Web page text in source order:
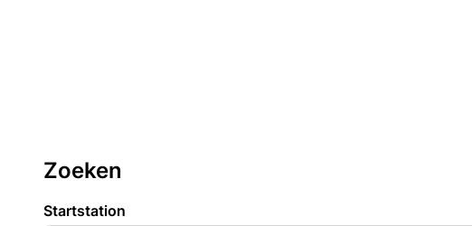
Zoeken
Startstation